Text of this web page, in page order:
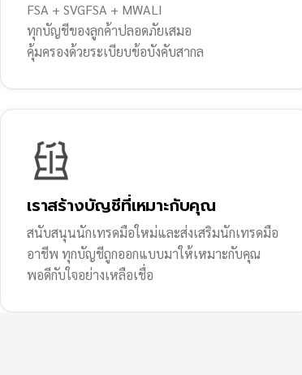
FSA + SVGFSA + MWALI
ทุกบัญชีของลูกค้าปลอดภัยเสมอ
คุ้มครองด้วยระเบียบข้อบังคับสากล
เราสร้างบัญชีที่เหมาะกับคุณ
สนับสนุนนักเทรดมือใหม่และส่งเสริมนักเทรดมือ
อาชีพ ทุกบัญชีถูกออกแบบมาให้เหมาะกับคุณ
พอดีกับใจอย่างเหลือเชื่อ